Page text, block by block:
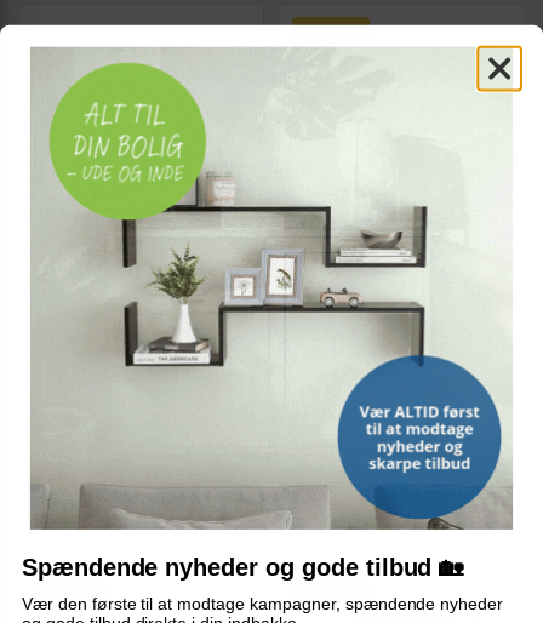
Labelprinter Zebra ZT411 -
203 dpi, kablet & trådløs,
direct thermal/thermal
9.799,-
På lager
TILBUD
ZEBRA
termisk overførsel, 203 dpi,
kablet og trådløs
3.099,-
2.999,- Vis
På lager
TILBUD
Spændende nyheder og gode tilbud 🏡
Vær den første til at modtage kampagner, spændende nyheder